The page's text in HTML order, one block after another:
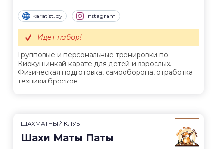
karatist.by Instagram
Групповые и персональные тренировки по
Киокушинкай карате для детей и взрослых.
Физическая подготовка, самооборона, отработка
техники бросков.
Идет набор!
ШАХМАТНЫЙ КЛУБ
Шахи Маты Паты